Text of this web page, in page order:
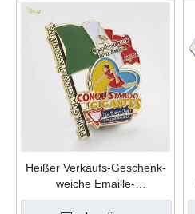
Heißer Verkaufs-Geschenk-
weiche Emaille-
kundenspezifische